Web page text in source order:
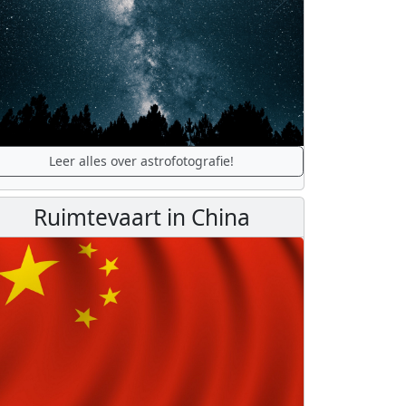
Leer alles over astrofotografie!
Ruimtevaart in China